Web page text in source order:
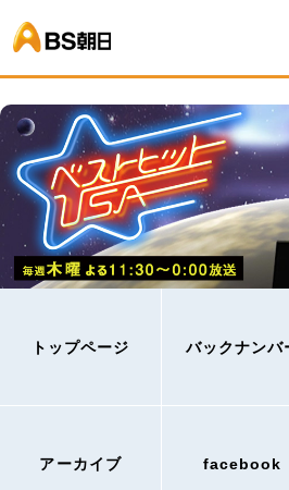
トップページ バックナンバ
アーカイブ facebook